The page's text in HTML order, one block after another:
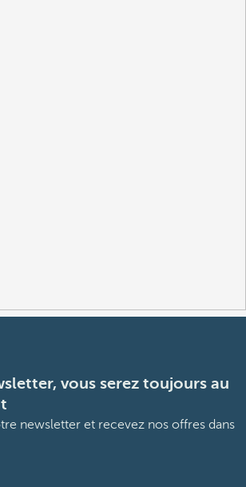
vous serez toujours au
newsletter et recevez nos offres dans